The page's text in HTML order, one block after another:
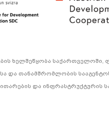
ხელშეწყობა
და თანამშრომლობის
და ინფრასტრუქტურის